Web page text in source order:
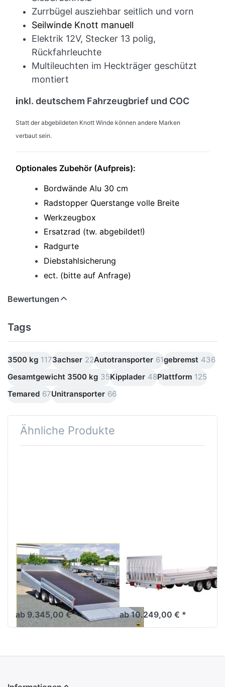
Zurrbügel ausziehbar seitlich und vorn
Seilwinde Knott manuell
Elektrik 12V, Stecker 13 polig,
Rückfahrleuchte
Multileuchten im Heckträger geschützt
montiert
inkl. deutschem Fahrzeugbrief und COC
Statt der abgebildeten Knott Winde können andere Marken
verbaut sein.
Optionales Zubehör (Aufpreis):
Bordwände Alu 30 cm
Radstopper Querstange volle Breite
Werkzeugbox
Ersatzrad (tw. abgebildet!)
Radgurte
Diebstahlsicherung
ect. (bitte auf Anfrage)
Bewertungen
Tags
3500 kg 1173achser 22Autotransporter 61gebremst 436
Gesamtgewicht 3500 kg 35Kipplader 48Plattform 125
Temared 67Unitransporter 66
Ähnliche Produkte
VARIANT
UNI 3552 UX /
3553 UX
5m Kipplader mit Hydraulik,
Bordwänden,
Parabelfederfahrwerk
ab 9.345,00 € *
UNI 3562 UX /
3563 UX
6m Kipplader
ab 10.249,00 € *